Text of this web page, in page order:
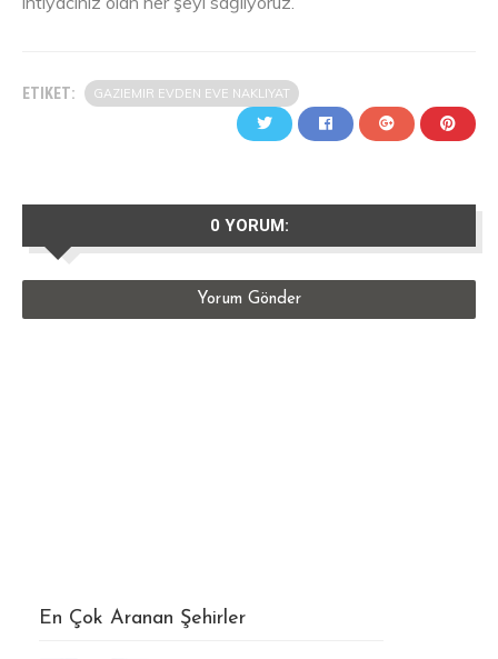
ETIKET: GAZIEMIR EVDEN EVE NAKLIYAT
0 YORUM:
Yorum Gönder
En Çok Aranan Şehirler